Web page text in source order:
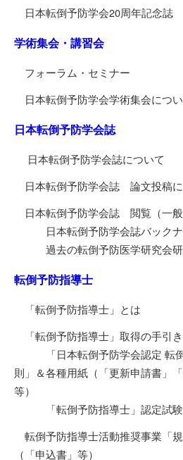
日本転倒予防学会20周年記念誌
学術集会・講習会
フォーラム・セミナー
日本転倒予防学会学術集会につ
日本転倒予防学会誌
日本転倒予防学会誌について
日本転倒予防学会誌 論文投稿
日本転倒予防学会誌 閲覧（一般
日本転倒予防学会誌バックナ
過去の転倒予防医学研究会研
転倒予防指導士
「転倒予防指導士」とは
「転倒予防指導士」取得の手引き
「日本転倒予防学会認定 転倒
則」＆各種用紙（「更新申請書」
等）
「転倒予防指導士」認定試験
転倒予防指導士活動推奨事業「
（「申込書」等）